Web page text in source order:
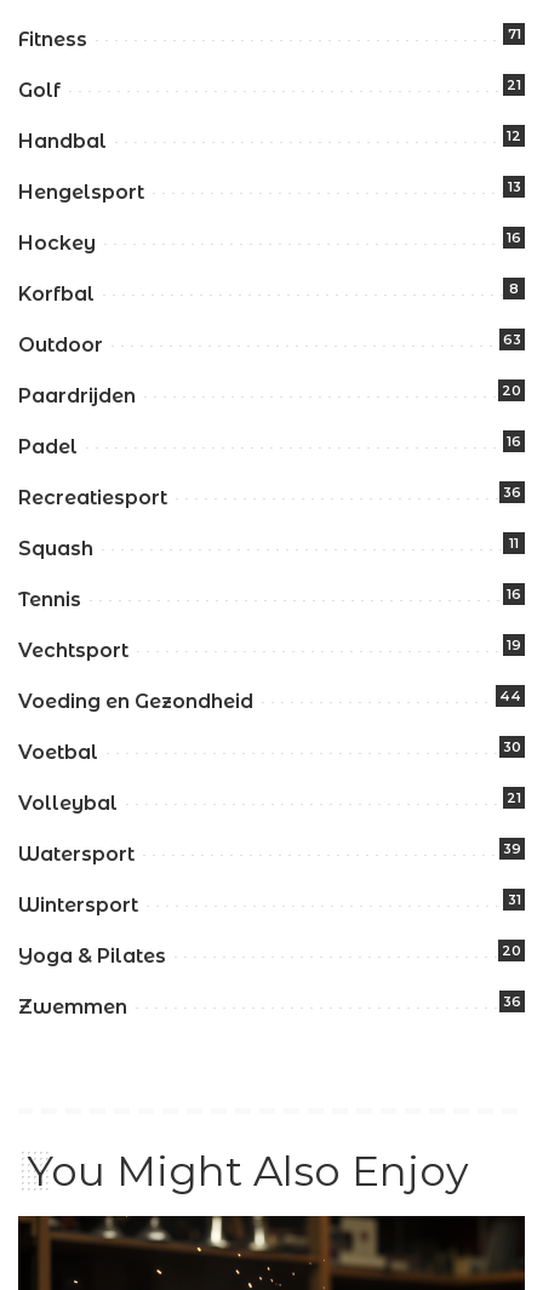
Fitness 71
Golf 21
Handbal 12
Hengelsport 13
Hockey 16
Korfbal 8
Outdoor 63
Paardrijden 20
Padel 16
Recreatiesport 36
Squash 11
Tennis 16
Vechtsport 19
Voeding en Gezondheid 44
Voetbal 30
Volleybal 21
Watersport 39
Wintersport 31
Yoga & Pilates 20
Zwemmen 36
You Might Also Enjoy